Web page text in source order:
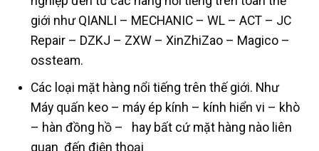
giới như QIANLI – MECHANIC – WL – ACT – JC
Repair – DZKJ – ZXW – XinZhiZao – Magico –
ossteam.
Các loại mặt hàng nổi tiếng trên thế giới. Như
Máy quấn keo – máy ép kính – kính hiển vi – khò
– hàn đồng hồ – hay bất cứ mặt hàng nào liên
quan đến điện thoại